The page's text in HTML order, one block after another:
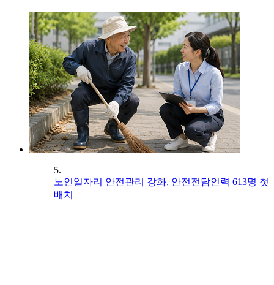
5.
노인일자리 안전관리 강화, 안전전담인력 613명 첫
배치